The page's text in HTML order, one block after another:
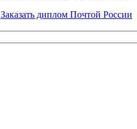
Заказать диплом Почтой России